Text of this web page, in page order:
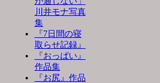
川井モナ写真
集
『7日間の寝
取らせ記録』
『おっぱい』
作品集
『お尻』作品